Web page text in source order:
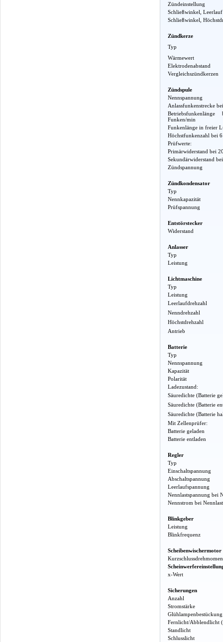
Zündeinstellung
Schließwinkel, Leerlauf
Schließwinkel,
Zündkerze
Typ
Wärmewert
Elektrodenabstand
Vergleichszündkerzen
Zündspule
Nennspannung
Anlassfunkenstrecke
Funken/min
Funkenlänge in freier
Höchstfunkenzahl bei
Prüfwerte:
Primärwiderstand bei
Sekundärwiderstand
Zündspannung
Zündkondensator
Typ
Nennkapazität
Prüfspannung
Entstörstecker
Widerstand
Anlasser
Typ
Leistung
Lichtmaschine
Typ
Leistung
Leerlaufdrehzahl
Nenndrehzahl
Höchstdrehzahl
Antrieb
Batterie
Typ
Nennspannung
Kapazität
Polarität
Ladezustand:
Säuredichte (Batterie
Säuredichte (Batterie
Säuredichte (Batterie
Mit Zellenprüfer:
Batterie geladen
Batterie entladen
Regler
Typ
Einschaltspannung
Abschaltspannung
Leerlaufspannung
Nennlastspannung bei
Nennstrom bei
Blinkgeber
Leistung
Blinkfrequenz
Scheibenwischermotor
x-Wert
Sicherungen
Anzahl
Stromstärke
Fernlicht/Abblendlicht
Standlicht
Schlusslicht